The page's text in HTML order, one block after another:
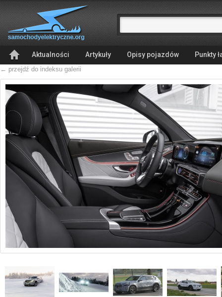
Aktualności Artykuły Opisy pojazdów Punkty
← przejdź do indeksu galerii